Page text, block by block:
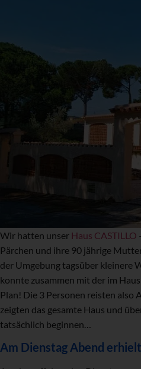
Wir hatten unser Haus CASTILLO
Pärchen und ihre 90 jährige
der Umgebung tagsüber kleinere
konnte zusammen mit der im
Plan! Die 3 Personen reisten also
zeigten das gesamte Haus und
tatsächlich beginnen…
Am Dienstag Abend